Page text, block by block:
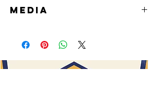
MEDIA